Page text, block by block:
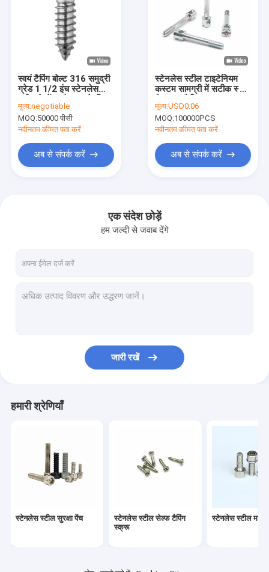
हमारे बारे में
कारखाने का दौरा
हमसे संपर्क करें
समाचार
मामले
स्टेनलेस स्टील सुरक्षा पेंच
स्टेनलेस स्टील सेल्फ टैपिंग स्क्रू
इलेक्ट्रिक मीटर स्क्रू
कोल्ड हेडेड फास्टनर
अतिरिक्त लंबी मशीन स्क्रू
गैर मानक बांधनेवाला पदार्थ
स्वयं टैपिंग बोल्ट 316 समुद्री
ग्रेड 1 1/2 इंच स्टेनलेस
विषाक्त
मूल्य:negotiable
MOQ:50000 पीसी
नवीनतम कीमत पता करें
अब से संपर्क करें
स्टेनलेस स्टील टाइटेनियम
कस्टम सामग्री में सटीक स्लॉट
404 आईएसओ-अनुरूप
थ्रेडेड फास्टनरों
मूल्य:USD0.06
MOQ:100000PCS
नवीनतम कीमत पता करें
अब से संपर्क करें
एक संदेश छोड़ें
हम जल्दी से जवाब देंगे
जारी रखें
हमारी श्रेणियाँ
स्टेनलेस स्टील सुरक्षा पेंच
स्टेनलेस स्टील सेल्फ टैपिंग
स्क्रू
स्टेनलेस स्टील